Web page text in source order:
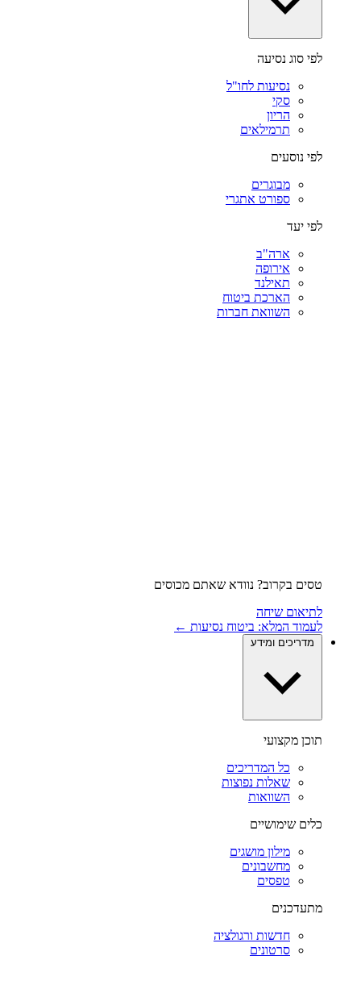
לפי סוג נסיעה
נסיעות לחו"ל
סקי
הריון
תרמילאים
לפי נוסעים
מבוגרים
ספורט אתגרי
לפי יעד
ארה"ב
אירופה
תאילנד
הארכת ביטוח
השוואת חברות
טסים בקרוב? נוודא שאתם מכוסים
לתיאום שיחה
לעמוד המלא: ביטוח נסיעות ←
מדריכים ומידע
תוכן מקצועי
כל המדריכים
שאלות נפוצות
השוואות
כלים שימושיים
מילון מושגים
מחשבונים
טפסים
מתעדכנים
חדשות ורגולציה
סרטונים